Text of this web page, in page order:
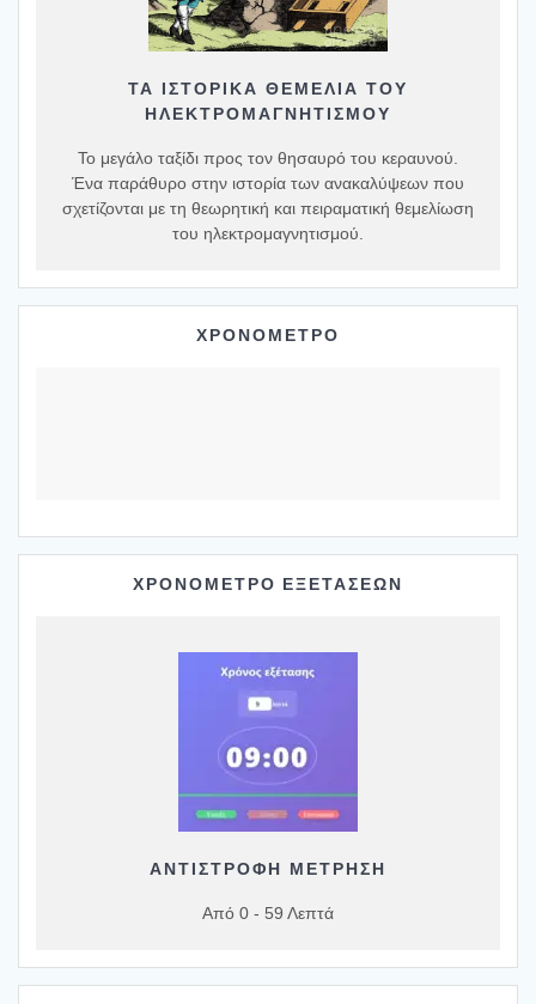
ΤΑ ΙΣΤΟΡΙΚΆ ΘΕΜΈΛΙΑ ΤΟΥ
ΗΛΕΚΤΡΟΜΑΓΝΗΤΙΣΜΟΎ
Το μεγάλο ταξίδι προς τον θησαυρό του κεραυνού.
Ένα παράθυρο στην ιστορία των ανακαλύψεων που
σχετίζονται με τη θεωρητική και πειραματική θεμελίωση
του ηλεκτρομαγνητισμού.
ΧΡΟΝΟΜΕΤΡΟ
ΧΡΟΝΟΜΕΤΡΟ ΕΞΕΤΑΣΕΩΝ
ΑΝΤΙΣΤΡΟΦΗ ΜΕΤΡΗΣΗ
Από 0 - 59 Λεπτά